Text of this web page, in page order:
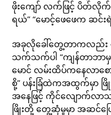
ဖိုးကျော် လက်ဖြင့် ပိတ်လိုက်
ရယ်” “မောင့်ဖေဖေက ဆင်း
အခုလိုခေါ်တွေ့တာကလည်း
သက်သက်ပါ “ကျန်တာဘာမှ
မောင် လမ်းထိပ်ကနေလာစော
စို့” ပန်းခြံထဲကအထွက်မှာ
အနေဖြင့် ကိုင်လျောက်လာ
ဖြိုးတို့ တွေ့ဆုံမှုမှာ အဆင်ပြ